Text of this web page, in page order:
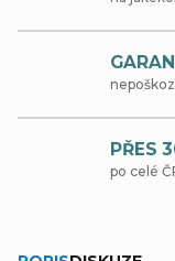
PŘES
po celé